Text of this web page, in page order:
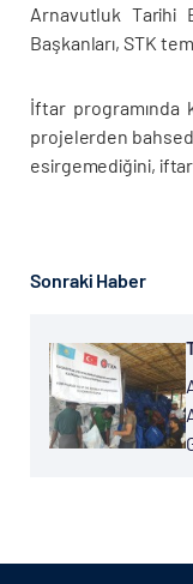
Arnavutluk Tarihi
Başkanları, STK
İftar programında
projelerden
esirgemediğini, iftar
Sonraki Haber